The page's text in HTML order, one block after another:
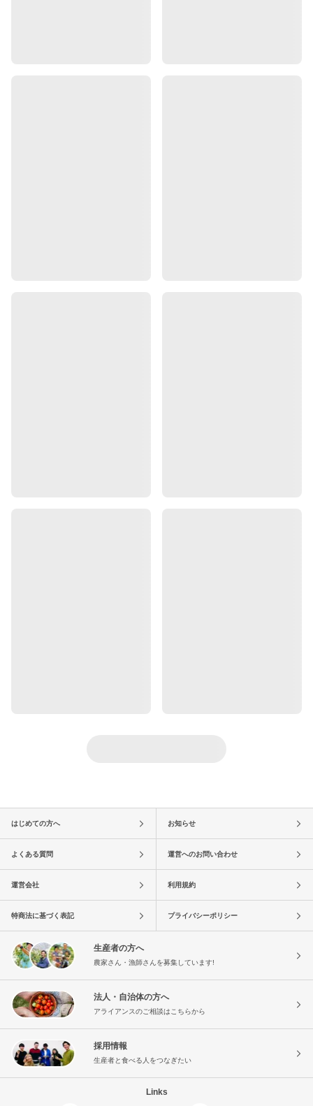
はじめての方へ お知らせ
よくある質問 運営へのお問い合わせ
運営会社 利用規約
特商法に基づく表記 プライバシーポリシー
生産者の方へ
農家さん・漁師さんを募集しています!
法人・自治体の方へ
アライアンスのご相談はこちらから
採用情報
生産者と食べる人をつなぎたい
Links